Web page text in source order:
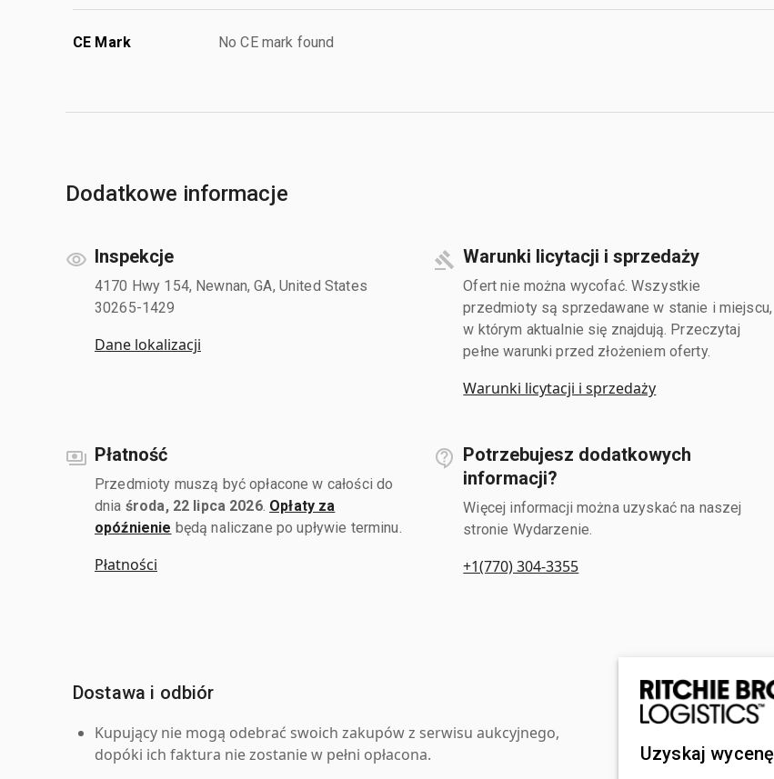
CE Mark No CE mark found
Dodatkowe informacje
Inspekcje
4170 Hwy 154, Newnan, GA, United States
30265-1429
Dane lokalizacji
Warunki licytacji i sprzedaży
Ofert nie można wycofać. Wszystkie
przedmioty są sprzedawane w stanie i miejscu,
w którym aktualnie się znajdują. Przeczytaj
pełne warunki przed złożeniem oferty.
Warunki licytacji i sprzedaży
Płatność
Przedmioty muszą być opłacone w całości do
dnia środa, 22 lipca 2026. Opłaty za
opóźnienie będą naliczane po upływie terminu.
Płatności
Potrzebujesz dodatkowych
informacji?
Więcej informacji można uzyskać na naszej
stronie Wydarzenie.
+1(770) 304-3355
Dostawa i odbiór
Kupujący nie mogą odebrać swoich zakupów z serwisu aukcyjnego,
dopóki ich faktura nie zostanie w pełni opłacona.
Uzyskaj wycenę